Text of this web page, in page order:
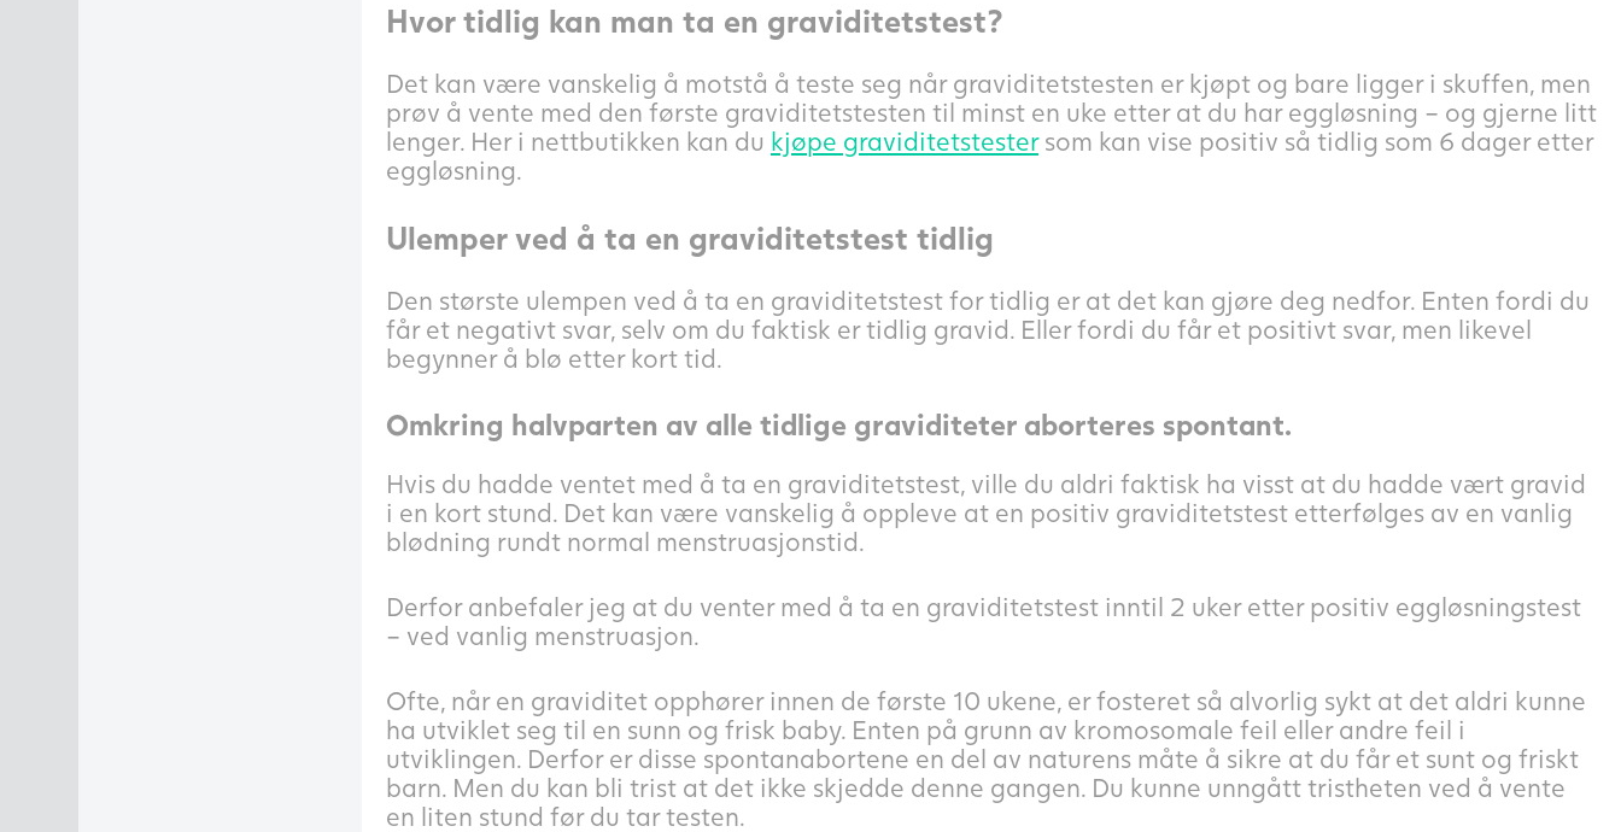
Hvor tidlig kan man ta en graviditetstest?
Det kan være vanskelig å motstå å teste seg når graviditetstesten er kjøpt og bare ligger i skuffen, men
prøv å vente med den første graviditetstesten til minst en uke etter at du har eggløsning – og gjerne litt
lenger. Her i nettbutikken kan du kjøpe graviditetstestersom kan vise positiv så tidlig som 6 dager etter
eggløsning.
Ulemper ved å ta en graviditetstest tidlig
Den største ulempen ved å ta en graviditetstest for tidlig er at det kan gjøre deg nedfor. Enten fordi du
får et negativt svar, selv om du faktisk er tidlig gravid. Eller fordi du får et positivt svar, men likevel
begynner å blø etter kort tid.
Omkring halvparten av alle tidlige graviditeter aborteres spontant.
Hvis du hadde ventet med å ta en graviditetstest, ville du aldri faktisk ha visst at du hadde vært gravid
i en kort stund. Det kan være vanskelig å oppleve at en positiv graviditetstest etterfølges av en vanlig
blødning rundt normal menstruasjonstid.
Derfor anbefaler jeg at du venter med å ta en graviditetstest inntil 2 uker etter positiv eggløsningstest
– ved vanlig menstruasjon.
Ofte, når en graviditet opphører innen de første 10 ukene, er fosteret så alvorlig sykt at det aldri kunne
ha utviklet seg til en sunn og frisk baby. Enten på grunn av kromosomale feil eller andre feil i
utviklingen. Derfor er disse spontanabortene en del av naturens måte å sikre at du får et sunt og friskt
barn. Men du kan bli trist at det ikke skjedde denne gangen. Du kunne unngått tristheten ved å vente
en liten stund før du tar testen.